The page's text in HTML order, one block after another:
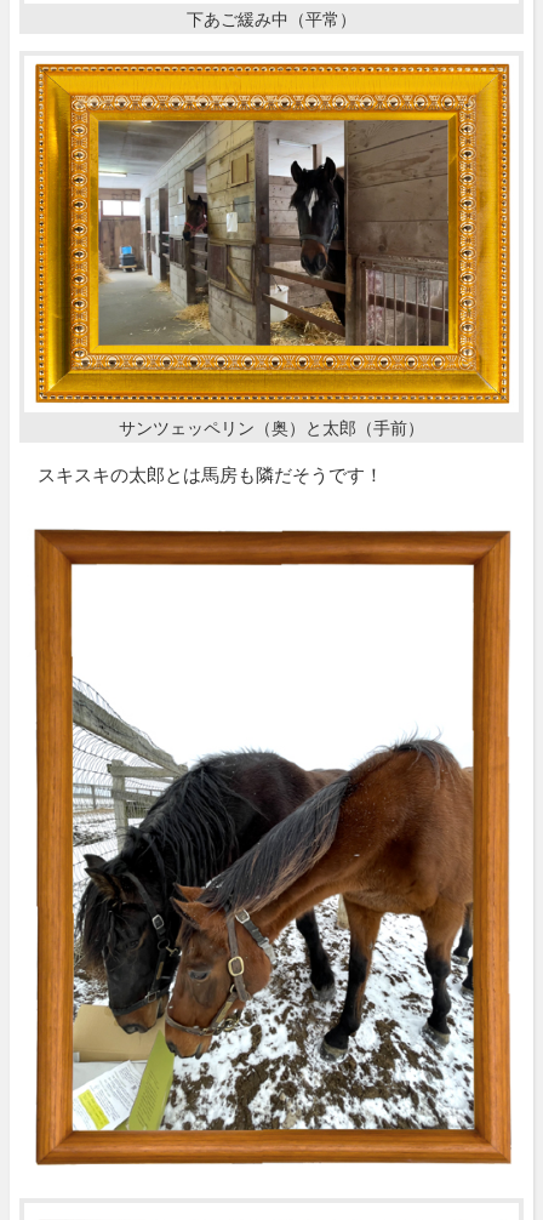
下あご緩み中（平常）
サンツェッペリン（奥）と太郎（手前）
スキスキの太郎とは馬房も隣だそうです！